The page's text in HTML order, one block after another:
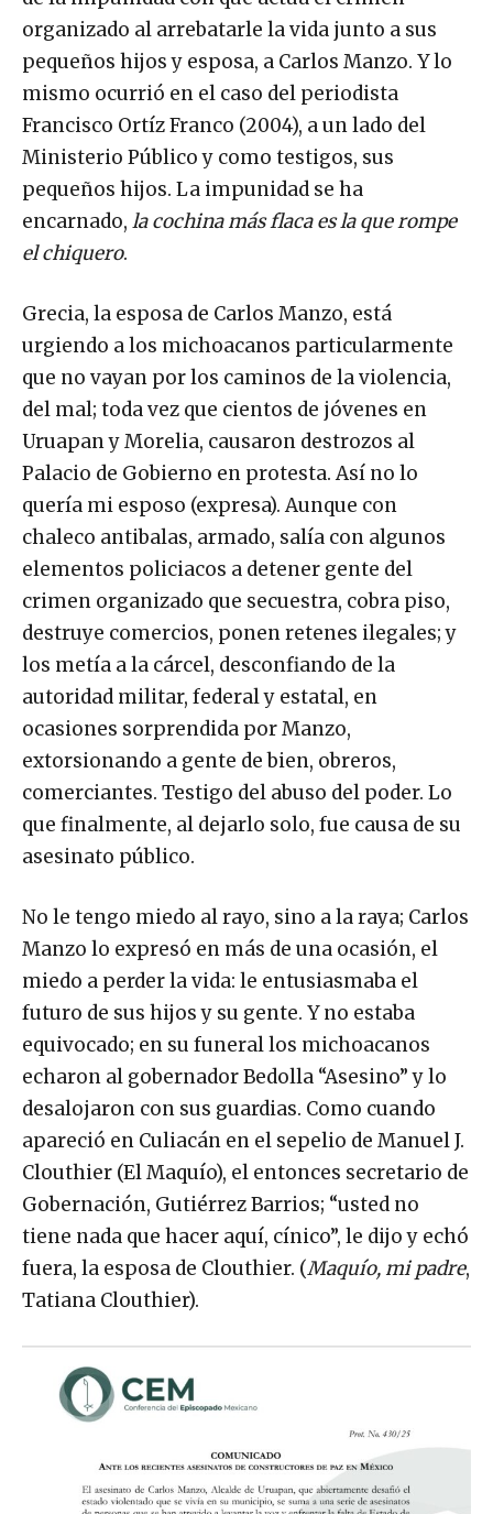
organizado al arrebatarle la vida junto a sus
pequeños hijos y esposa, a Carlos Manzo. Y lo
mismo ocurrió en el caso del periodista
Francisco Ortíz Franco (2004), a un lado del
Ministerio Público y como testigos, sus
pequeños hijos. La impunidad se ha
encarnado, la cochina más flaca es la que rompe
el chiquero.
Grecia, la esposa de Carlos Manzo, está
urgiendo a los michoacanos particularmente
que no vayan por los caminos de la violencia,
del mal; toda vez que cientos de jóvenes en
Uruapan y Morelia, causaron destrozos al
Palacio de Gobierno en protesta. Así no lo
quería mi esposo (expresa). Aunque con
chaleco antibalas, armado, salía con algunos
elementos policiacos a detener gente del
crimen organizado que secuestra, cobra piso,
destruye comercios, ponen retenes ilegales; y
los metía a la cárcel, desconfiando de la
autoridad militar, federal y estatal, en
ocasiones sorprendida por Manzo,
extorsionando a gente de bien, obreros,
comerciantes. Testigo del abuso del poder. Lo
que finalmente, al dejarlo solo, fue causa de su
asesinato público.
No le tengo miedo al rayo, sino a la raya; Carlos
Manzo lo expresó en más de una ocasión, el
miedo a perder la vida: le entusiasmaba el
futuro de sus hijos y su gente. Y no estaba
equivocado; en su funeral los michoacanos
echaron al gobernador Bedolla “Asesino” y lo
desalojaron con sus guardias. Como cuando
apareció en Culiacán en el sepelio de Manuel J.
Clouthier (El Maquío), el entonces secretario de
Gobernación, Gutiérrez Barrios; “usted no
tiene nada que hacer aquí, cínico”, le dijo y echó
fuera, la esposa de Clouthier. (Maquío, mi padre,
Tatiana Clouthier).